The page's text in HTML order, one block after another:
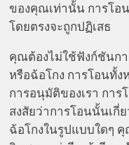
ของคุณเท่านั้น การโอ
โดยตรงจะถูกปฏิเสธ
คุณต้องไม่ใช้ฟังก์ชันก
หรือฉ้อโกง การโอนทั้
การอนุมัติของเรา การ
สงสัยว่าการโอนนั้นเกี่
ฉ้อโกงในรูปแบบใดๆ